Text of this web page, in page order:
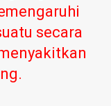
secara